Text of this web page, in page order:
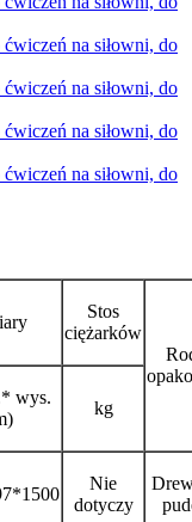
Stos
ciężarków
wys.
kg
Nie
dotyczy